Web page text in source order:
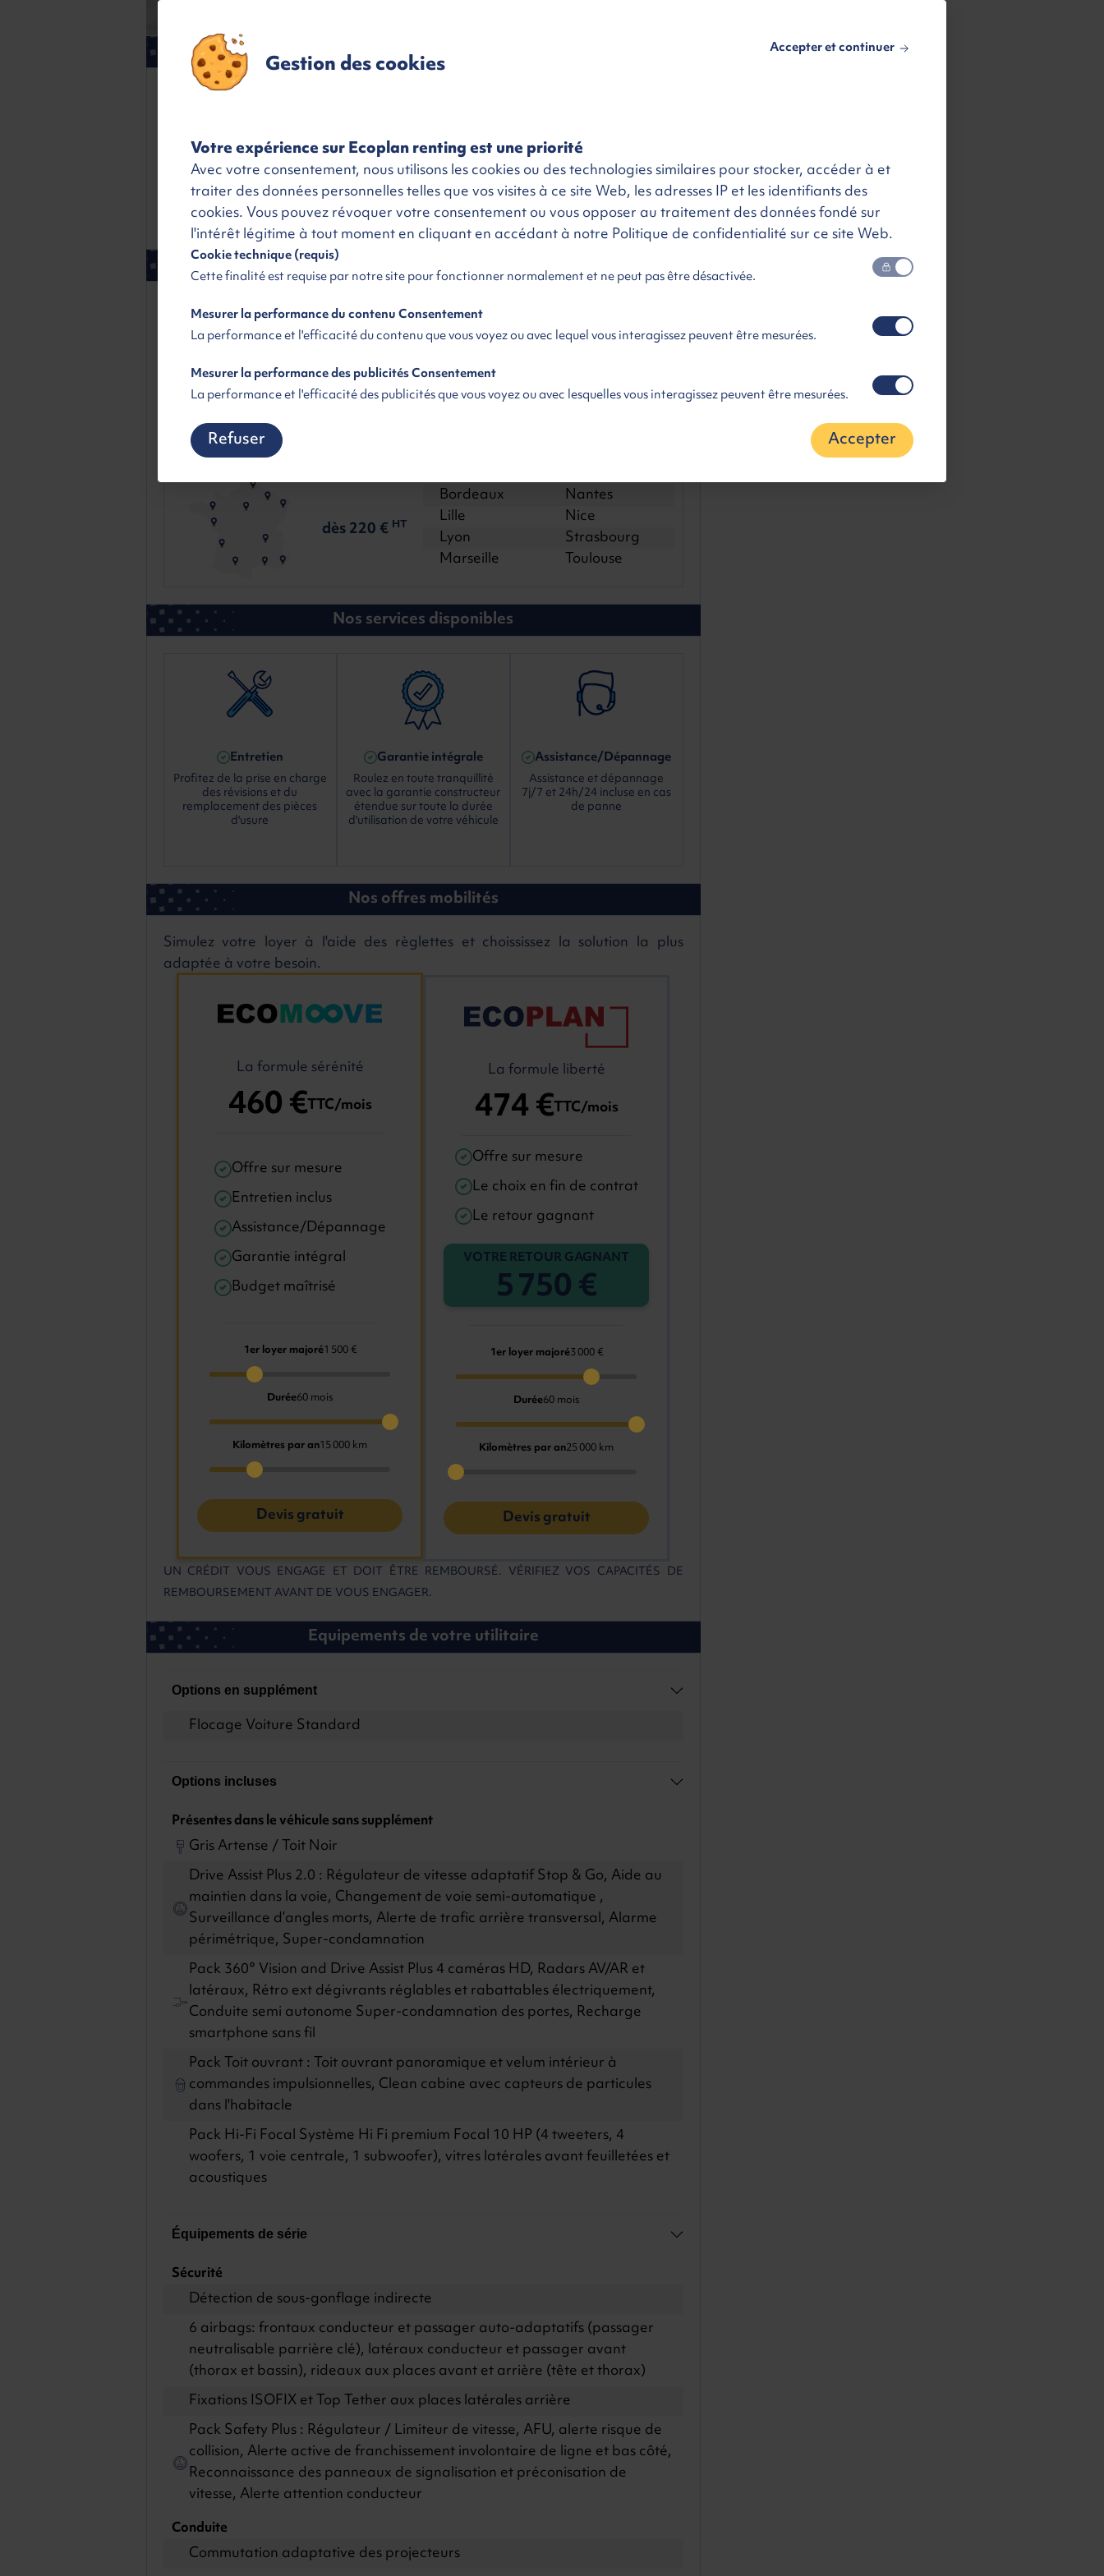
Caractéristiques
Kilométrage
Nombres de portes 5
Nombres de places -
Couleur
Gris
Energie
Hybride
Puissance fiscale
7 cv / 145 ch
Boite de vitesse
Automatique
Livraison partout en France
LivraisonEcoplan Renting
Paris sud
Gratuit
Rennes
Livraison
Ile de France Toute la France
Livraison enPoint Relais
dès 220 €HT
Bordeaux Nantes
Lille Nice
Lyon Strasbourg
Marseille Toulouse
Nos services disponibles
Entretien
Profitez de la prise en charge
des révisions et du
remplacement des pièces
d'usure
Garantie intégrale
Roulez en toute tranquillité
avec la garantie constructeur
étendue sur toute la durée
d'utilisation de votre véhicule
Assistance/Dépannage
Assistance et dépannage
7j/7 et 24h/24 incluse en cas
de panne
Nos offres mobilités
Simulez votre loyer à l'aide des règlettes et choississez la solution la plus
adaptée à votre besoin.
La formule sérénité
460 €TTC/mois
Offre sur mesure
Entretien inclus
Assistance/Dépannage
Garantie intégral
Budget maîtrisé
1er loyer majoré1 500 €
Durée60 mois
Kilomètres par an15 000 km
Devis gratuit
La formule liberté
474 €TTC/mois
Offre sur mesure
Le choix en fin de contrat
Le retour gagnant
VOTRE RETOUR GAGNANT
5 750 €
1er loyer majoré3 000 €
Durée60 mois
Kilomètres par an25 000 km
Devis gratuit
UN CRÉDIT VOUS ENGAGE ET DOIT ÊTRE REMBOURSÉ. VÉRIFIEZ VOS CAPACITÉS DE
REMBOURSEMENT AVANT DE VOUS ENGAGER.
Equipements de votre utilitaire
Options en supplément
Flocage Voiture Standard
Options incluses
Présentes dans le véhicule sans supplément
Gris Artense / Toit Noir
Drive Assist Plus 2.0 : Régulateur de vitesse adaptatif Stop & Go, Aide au
maintien dans la voie, Changement de voie semi-automatique ,
Surveillance d’angles morts, Alerte de trafic arrière transversal, Alarme
périmétrique, Super-condamnation
Pack 360° Vision and Drive Assist Plus 4 caméras HD, Radars AV/AR et
latéraux, Rétro ext dégivrants réglables et rabattables électriquement,
Conduite semi autonome Super-condamnation des portes, Recharge
smartphone sans fil
Pack Toit ouvrant : Toit ouvrant panoramique et velum intérieur à
commandes impulsionnelles, Clean cabine avec capteurs de particules
dans l'habitacle
Pack Hi-Fi Focal Système Hi Fi premium Focal 10 HP (4 tweeters, 4
woofers, 1 voie centrale, 1 subwoofer), vitres latérales avant feuilletées et
acoustiques
Équipements de série
Sécurité
Détection de sous-gonflage indirecte
6 airbags: frontaux conducteur et passager auto-adaptatifs (passager
neutralisable parrière clé), latéraux conducteur et passager avant
(thorax et bassin), rideaux aux places avant et arrière (tête et thorax)
Fixations ISOFIX et Top Tether aux places latérales arrière
Pack Safety Plus : Régulateur / Limiteur de vitesse, AFU, alerte risque de
collision, Alerte active de franchissement involontaire de ligne et bas côté,
Reconnaissance des panneaux de signalisation et préconisation de
vitesse, Alerte attention conducteur
Conduite
Commutation adaptative des projecteurs
Gestion des cookies Accepter et continuer
Votre expérience sur Ecoplan renting est une priorité
Avec votre consentement, nous utilisons les cookies ou des technologies similaires pour stocker, accéder à et
traiter des données personnelles telles que vos visites à ce site Web, les adresses IP et les identifiants des
cookies. Vous pouvez révoquer votre consentement ou vous opposer au traitement des données fondé sur
l'intérêt légitime à tout moment en cliquant en accédant à notre Politique de confidentialité sur ce site Web.
Cookie technique (requis)
Cette finalité est requise par notre site pour fonctionner normalement et ne peut pas être désactivée.
Mesurer la performance du contenu Consentement
La performance et l'efficacité du contenu que vous voyez ou avec lequel vous interagissez peuvent être mesurées.
Mesurer la performance des publicités Consentement
La performance et l'efficacité des publicités que vous voyez ou avec lesquelles vous interagissez peuvent être mesurées.
Refuser Accepter